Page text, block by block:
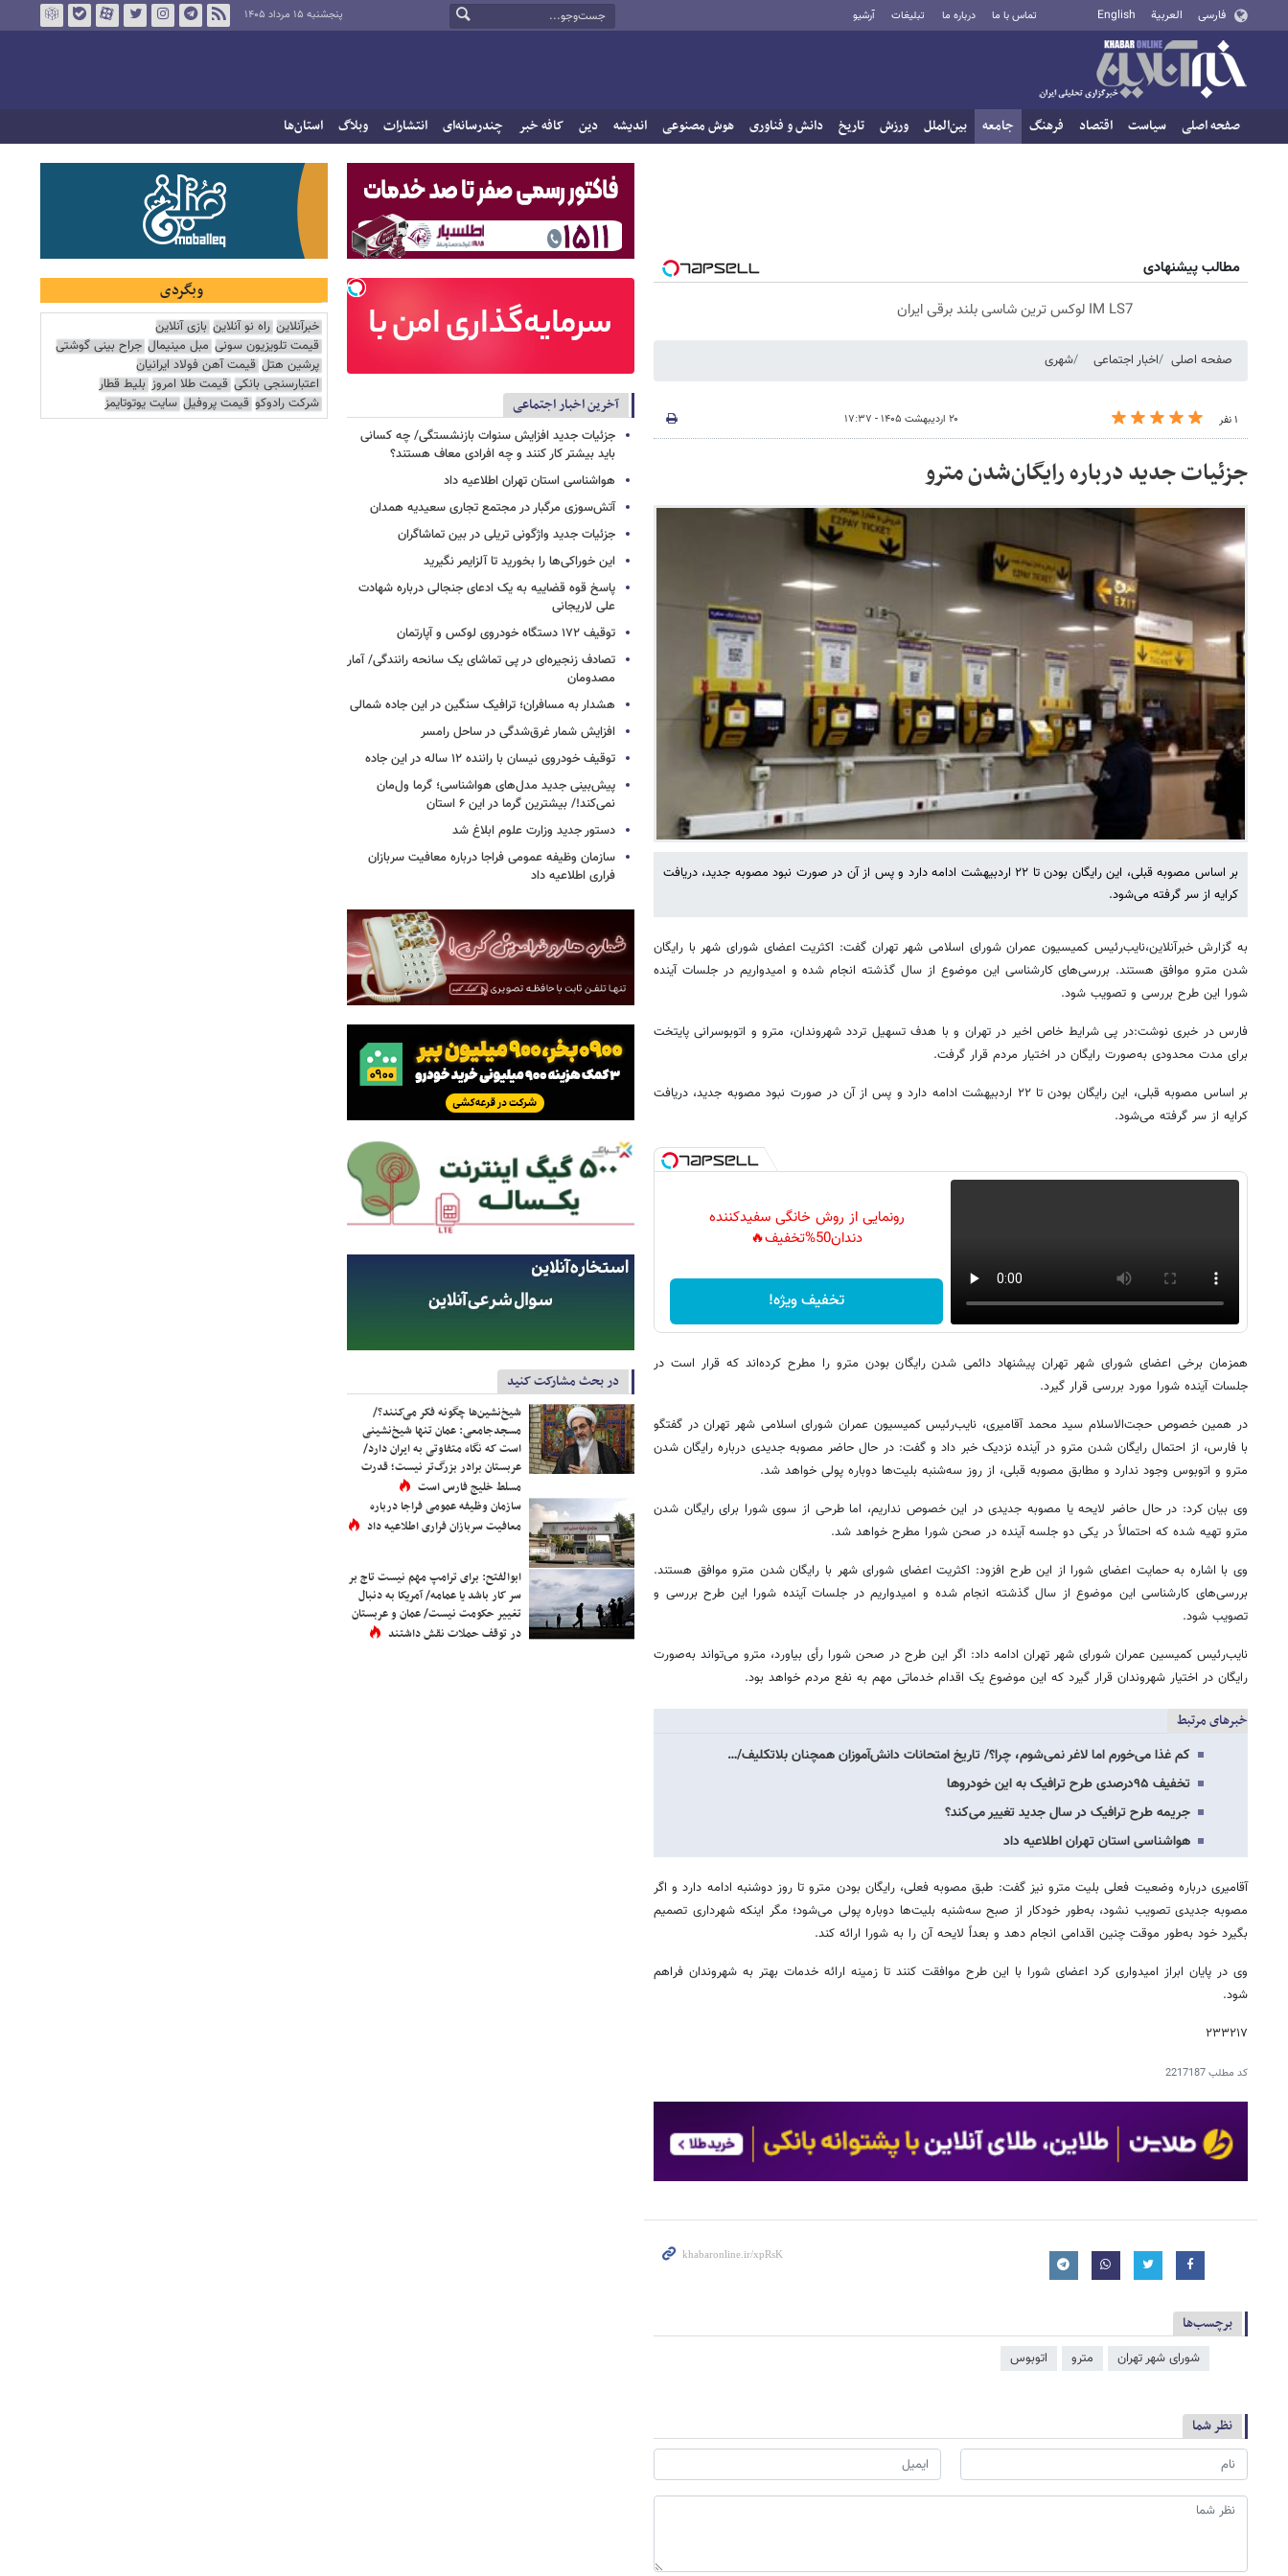
فارسی العربية English تماس با ما درباره ما تبلیغات آرشیو پنجشنبه ۱۵ مرداد ۱۴۰۵
صفحه اصلی سیاست اقتصاد فرهنگ جامعه بین‌الملل ورزش تاریخ دانش و فناوری هوش مصنوعی اندیشه دین کافه خبر چندرسانه‌ای انتشارات وبلاگ استان‌ها
مطالب پیشنهادی
IM LS7 لوکس ترین شاسی بلند برقی ایران
صفحه اصلی اخبار اجتماعی شهری
۱ نفر ۲۰ اردیبهشت ۱۴۰۵ - ۱۷:۳۷
جزئیات جدید درباره رایگان‌شدن مترو
بر اساس مصوبه قبلی، این رایگان بودن تا ۲۲ اردبیهشت ادامه دارد و پس از آن در صورت نبود مصوبه جدید، دریافت
کرایه از سر گرفته می‌شود.
به گزارش خبرآنلاین،نایب‌رئیس کمیسیون عمران شورای اسلامی شهر تهران گفت: اکثریت اعضای شورای شهر با رایگان
شدن مترو موافق هستند. بررسی‌های کارشناسی این موضوع از سال گذشته انجام شده و امیدواریم در جلسات آینده
شورا این طرح بررسی و تصویب شود.
فارس در خبری نوشت:در پی شرایط خاص اخیر در تهران و با هدف تسهیل تردد شهروندان، مترو و اتوبوسرانی پایتخت
برای مدت محدودی به‌صورت رایگان در اختیار مردم قرار گرفت.
بر اساس مصوبه قبلی، این رایگان بودن تا ۲۲ اردبیهشت ادامه دارد و پس از آن در صورت نبود مصوبه جدید، دریافت
کرایه از سر گرفته می‌شود.
رونمایی از روش خانگی سفیدکننده
دندان50%تخفیف🔥
تخفیف ویژه!
همزمان برخی اعضای شورای شهر تهران پیشنهاد دائمی شدن رایگان بودن مترو را مطرح کرده‌اند که قرار است در
جلسات آینده شورا مورد بررسی قرار گیرد.
در همین خصوص حجت‌الاسلام سید محمد آقامیری، نایب‌رئیس کمیسیون عمران شورای اسلامی شهر تهران در گفتگو
با فارس، از احتمال رایگان شدن مترو در آینده نزدیک خبر داد و گفت: در حال حاضر مصوبه جدیدی درباره رایگان شدن
مترو و اتوبوس وجود ندارد و مطابق مصوبه قبلی، از روز سه‌شنبه بلیت‌ها دوباره پولی خواهد شد.
وی بیان کرد: در حال حاضر لایحه یا مصوبه جدیدی در این خصوص نداریم، اما طرحی از سوی شورا برای رایگان شدن
مترو تهیه شده که احتمالاً در یکی دو جلسه آینده در صحن شورا مطرح خواهد شد.
وی با اشاره به حمایت اعضای شورا از این طرح افزود: اکثریت اعضای شورای شهر با رایگان شدن مترو موافق هستند.
بررسی‌های کارشناسی این موضوع از سال گذشته انجام شده و امیدواریم در جلسات آینده شورا این طرح بررسی و
تصویب شود.
نایب‌رئیس کمیسین عمران شورای شهر تهران ادامه داد: اگر این طرح در صحن شورا رأی بیاورد، مترو می‌تواند به‌صورت
رایگان در اختیار شهروندان قرار گیرد که این موضوع یک اقدام خدماتی مهم به نفع مردم خواهد بود.
خبرهای مرتبط
کم غذا می‌خورم اما لاغر نمی‌شوم، چرا؟/ تاریخ امتحانات دانش‌آموزان همچنان بلاتکلیف/…
تخفیف ۹۵درصدی طرح ترافیک به این خودروها
جریمه طرح ترافیک در سال جدید تغییر می‌کند؟
هواشناسی استان تهران اطلاعیه داد
آقامیری درباره وضعیت فعلی بلیت مترو نیز گفت: طبق مصوبه فعلی، رایگان بودن مترو تا روز دوشنبه ادامه دارد و اگر
مصوبه جدیدی تصویب نشود، به‌طور خودکار از صبح سه‌شنبه بلیت‌ها دوباره پولی می‌شود؛ مگر اینکه شهرداری تصمیم
بگیرد خود به‌طور موقت چنین اقدامی انجام دهد و بعداً لایحه آن را به شورا ارائه کند.
وی در پایان ابراز امیدواری کرد اعضای شورا با این طرح موافقت کنند تا زمینه ارائه خدمات بهتر به شهروندان فراهم
شود.
۲۳۳۲۱۷
کد مطلب2217187
برچسب‌ها
شورای شهر تهران مترو اتوبوس
نظر شما
آخرین اخبار اجتماعی
جزئیات جدید افزایش سنوات بازنشستگی/ چه کسانی
باید بیشتر کار کنند و چه افرادی معاف هستند؟
هواشناسی استان تهران اطلاعیه داد
آتش‌سوزی مرگبار در مجتمع تجاری سعیدیه همدان
جزئیات جدید واژگونی تریلی در بین تماشاگران
این خوراکی‌ها را بخورید تا آلزایمر نگیرید
پاسخ قوه قضاییه به یک ادعای جنجالی درباره شهادت
علی لاریجانی
توقیف ۱۷۲ دستگاه خودروی لوکس و آپارتمان
تصادف زنجیره‌ای در پی تماشای یک سانحه رانندگی/ آمار
مصدومان
هشدار به مسافران؛ ترافیک سنگین در این جاده شمالی
افزایش شمار غرق‌شدگی در ساحل رامسر
توقیف خودروی نیسان با راننده ۱۲ ساله در این جاده
پیش‌بینی جدید مدل‌های هواشناسی؛ گرما ول‌مان
نمی‌کند!/ بیشترین گرما در این ۶ استان
دستور جدید وزارت علوم ابلاغ شد
سازمان وظیفه عمومی فراجا درباره معافیت سربازان
فراری اطلاعیه داد
در بحث مشارکت کنید
شیخ‌نشین‌ها چگونه فکر می‌کنند؟/
مسجدجامعی: عمان تنها شیخ‌نشینی
است که نگاه متفاوتی به ایران دارد/
عربستان برادر بزرگ‌تر نیست؛ قدرت
مسلط خلیج فارس است
سازمان وظیفه عمومی فراجا درباره
معافیت سربازان فراری اطلاعیه داد
ابوالفتح: برای ترامپ مهم نیست تاج بر
سر کار باشد یا عمامه/ آمریکا به دنبال
تغییر حکومت نیست/ عمان و عربستان
در توقف حملات نقش داشتند
وبگردی
خبرآنلاین راه نو آنلاین بازی آنلاین
قیمت تلویزیون سونی مبل مینیمال جراح بینی گوشتی
پرشین هتل قیمت آهن فولاد ایرانیان
اعتبارسنجی بانکی قیمت طلا امروز بلیط قطار
شرکت رادوکو قیمت پروفیل سایت یوتوتایمز